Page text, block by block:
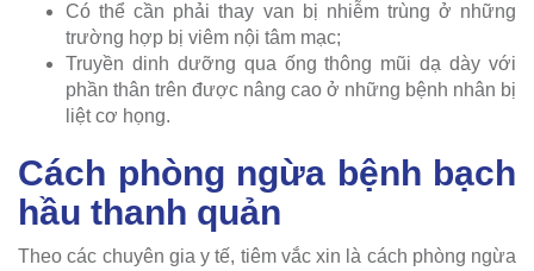
Có thể cần phải thay van bị nhiễm trùng ở những
trường hợp bị viêm nội tâm mạc;
Truyền dinh dưỡng qua ống thông mũi dạ dày với
phần thân trên được nâng cao ở những bệnh nhân bị
liệt cơ họng.
Cách phòng ngừa bệnh bạch
hầu thanh quản
Theo các chuyên gia y tế, tiêm vắc xin là cách phòng ngừa